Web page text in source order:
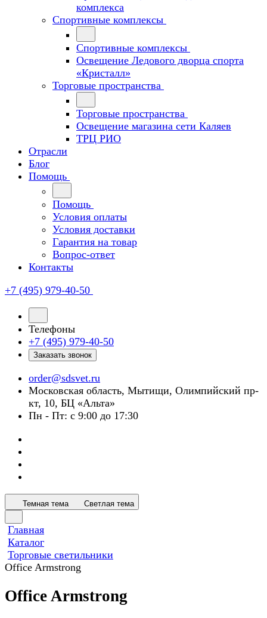
комплекса
Спортивные комплексы
Спортивные комплексы
Освещение Ледового дворца спорта
«Кристалл»
Торговые пространства
Торговые пространства
Освещение магазина сети Каляев
ТРЦ РИО
Отрасли
Блог
Помощь
Помощь
Условия оплаты
Условия доставки
Гарантия на товар
Вопрос-ответ
Контакты
+7 (495) 979-40-50
Телефоны
+7 (495) 979-40-50
Заказать звонок
order@sdsvet.ru
Московская область, Мытищи, Олимпийский пр-
кт, 10, БЦ «Альта»
Пн - Пт: с 9:00 до 17:30
Темная тема Светлая тема
Главная
Каталог
Торговые светильники
Office Armstrong
Office Armstrong